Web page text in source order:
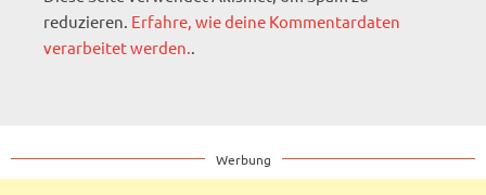
reduzieren. Erfahre, wie deine Kommentardaten
verarbeitet werden..
Werbung